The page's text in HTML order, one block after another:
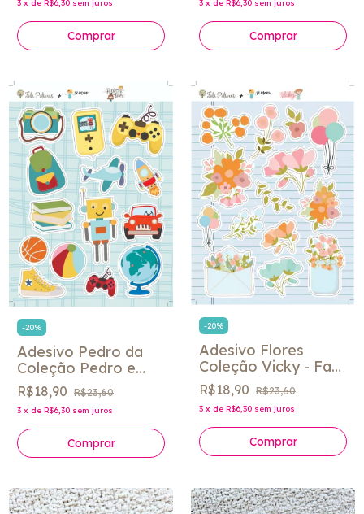
3 x de R$6,30 sem juros 3 x de R$6,30 sem juros
-20%
Adesivo Pedro da
Coleção Pedro e
Nina - Fabi Paliares
R$18,90 R$23,60
3 x de R$6,30 sem juros
-20%
Adesivo Flores
Coleção Vicky - Fabi
Paliares
R$18,90 R$23,60
3 x de R$6,30 sem juros